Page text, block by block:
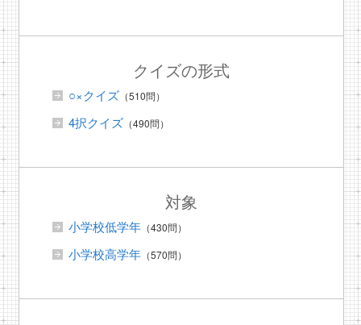
クイズの形式
○×クイズ（510問）
4択クイズ（490問）
対象
小学校低学年（430問）
小学校高学年（570問）